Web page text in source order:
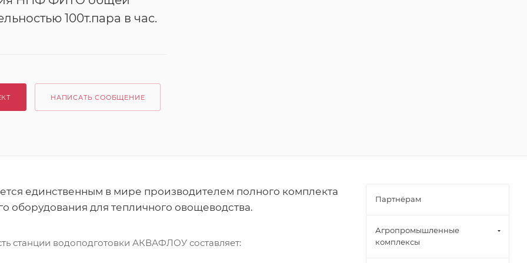
100т.пара в час.
НАПИСАТЬ СООБЩЕНИЕ
единственным в мире производителем полного комплекта
оборудования для тепличного овощеводства.
станции водоподготовки АКВАФЛОУ составляет:
Партнёрам
Агропромышленные
комплексы